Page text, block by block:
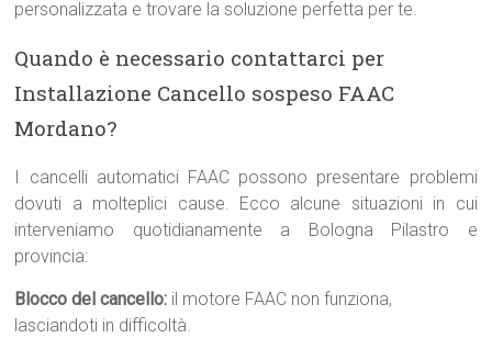
personalizzata e trovare la soluzione perfetta per te.
Quando è necessario contattarci per
Installazione Cancello sospeso FAAC
Mordano?
I cancelli automatici FAAC possono presentare problemi
dovuti a molteplici cause. Ecco alcune situazioni in cui
interveniamo quotidianamente a Bologna Pilastro e
provincia:
Blocco del cancello: il motore FAAC non funziona,
lasciandoti in difficoltà.